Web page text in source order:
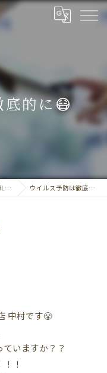
底的に😷
ウイルス予防は徹底的に😷
中村です😤
いますか？？
！